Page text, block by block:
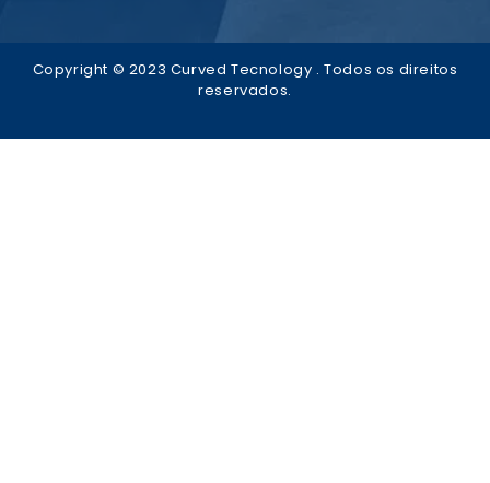
Copyright © 2023 Curved Tecnology . Todos os direitos
reservados.